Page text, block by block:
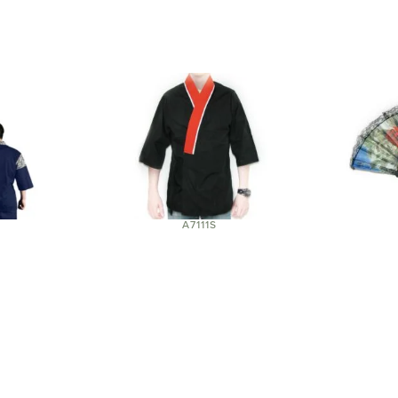
A7111S